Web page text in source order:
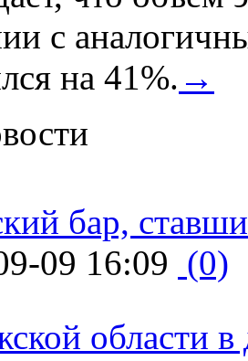
с
на 41%. →
бар,
09 16:09 (0)
области в